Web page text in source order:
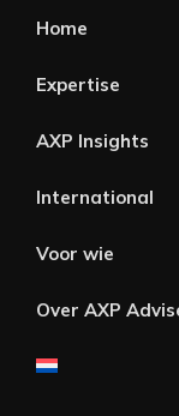
Home
Expertise
AXP Insights
International
Voor wie
Over AXP